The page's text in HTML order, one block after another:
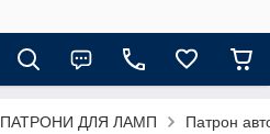
ПАТРОНИ ДЛЯ ЛАМП Патрон